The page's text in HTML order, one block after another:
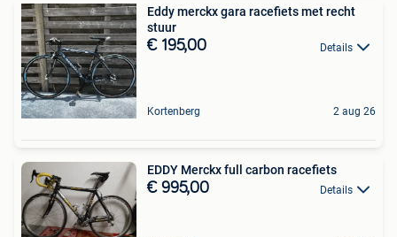
Eddy merckx gara racefiets met recht
stuur
€ 195,00 Details
Kortenberg 2 aug 26
EDDY Merckx full carbon racefiets
€ 995,00 Details